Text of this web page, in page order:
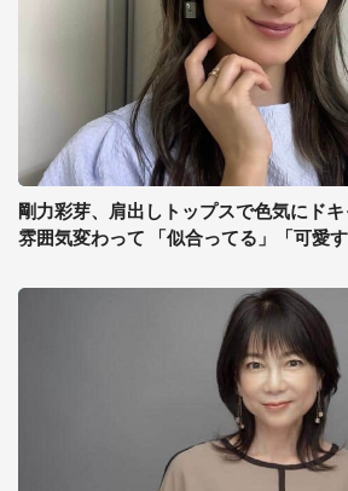
剛力彩芽、肩出しトップスで色気にド
雰囲気変わって 「似合ってる」「可愛す